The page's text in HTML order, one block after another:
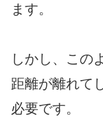
ます。
しかし、この
距離が離れて
必要です。